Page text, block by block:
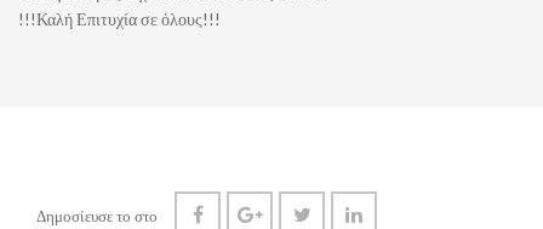
!!!Καλή Επιτυχία σε όλους!!!
Δημοσίευσε το στο